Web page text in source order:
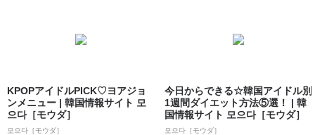
KPOPアイドルPICK♡ヨアジョ
ンメニュー | 韓国情報サイト 모
으다［モウダ］
모으다［モウダ］
今日からできる☆韓国アイドル別
1週間ダイエット方法⑤選！ | 韓
国情報サイト 모으다［モウダ］
모으다［モウダ］